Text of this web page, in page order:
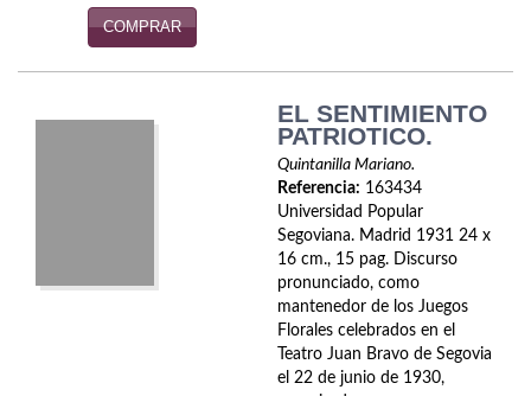
COMPRAR
EL SENTIMIENTO
PATRIOTICO.
Quintanilla Mariano.
Referencia: 163434
Universidad Popular
Segoviana. Madrid 1931 24 x
16 cm., 15 pag. Discurso
pronunciado, como
mantenedor de los Juegos
Florales celebrados en el
Teatro Juan Bravo de Segovia
el 22 de junio de 1930,